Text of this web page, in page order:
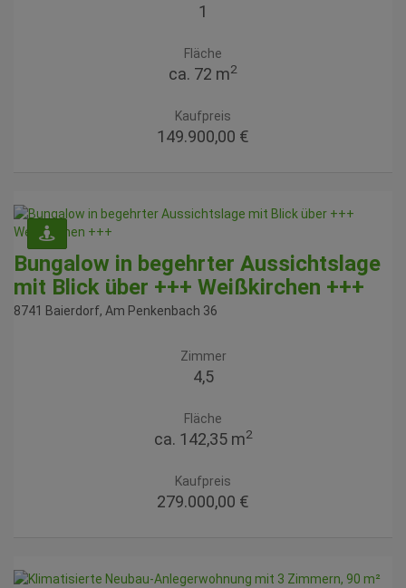
1
Fläche
ca. 72 m2
Kaufpreis
149.900,00 €
Bungalow in begehrter Aussichtslage
mit Blick über +++ Weißkirchen +++
8741 Baierdorf, Am Penkenbach 36
Zimmer
4,5
Fläche
ca. 142,35 m2
Kaufpreis
279.000,00 €